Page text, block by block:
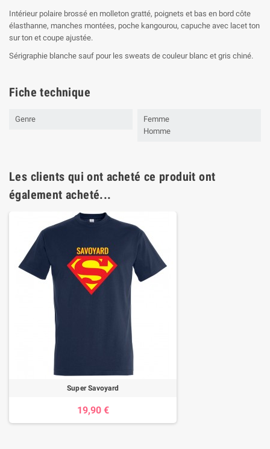
Intérieur polaire brossé en molleton gratté, poignets et bas en bord côte
élasthanne, manches montées, poche kangourou, capuche avec lacet ton
sur ton et coupe ajustée.
Sérigraphie blanche sauf pour les sweats de couleur blanc et gris chiné.
Fiche technique
Genre
Femme
Homme
Les clients qui ont acheté ce produit ont
également acheté...
Super Savoyard
19,90 €